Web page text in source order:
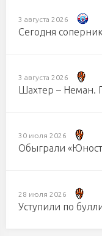
3 августа 2026
Сегодня
3 августа 2026
Шахтер – Неман.
30 июля 2026
Обыграли
28 июля 2026
Уступили по